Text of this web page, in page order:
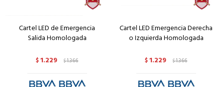
Cartel LED de Emergencia
Salida Homologada
$1.229 $1.366
Cartel LED Emergencia Derecha
o Izquierda Homologada
$1.229 $1.366